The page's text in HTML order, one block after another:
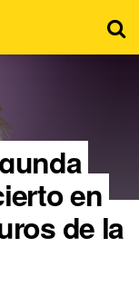
en
de la